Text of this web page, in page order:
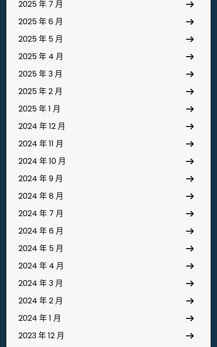
2025 年 7 月
2025 年 6 月
2025 年 5 月
2025 年 4 月
2025 年 3 月
2025 年 2 月
2025 年 1 月
2024 年 12 月
2024 年 11 月
2024 年 10 月
2024 年 9 月
2024 年 8 月
2024 年 7 月
2024 年 6 月
2024 年 5 月
2024 年 4 月
2024 年 3 月
2024 年 2 月
2024 年 1 月
2023 年 12 月